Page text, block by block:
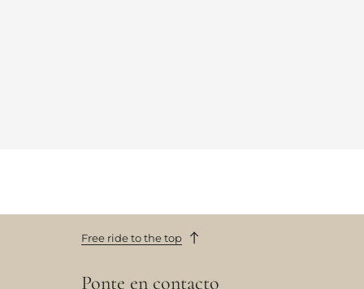
Free ride to the top
Ponte en contacto